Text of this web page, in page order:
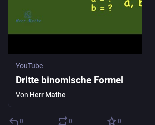
YouTube
Dritte binomische Formel
Von Herr Mathe
0 0 0